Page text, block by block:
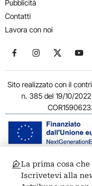
Pubblicità
Contatti
Lavora con noi
Seguici su Facebook
Seguici su
Seguici
Sito realizzato con il
n. 385 del 19/10/
© 2011-2026 ARTRIBUNE
00186 Roma - P.I.
La prima cosa
Iscrivetevi alla